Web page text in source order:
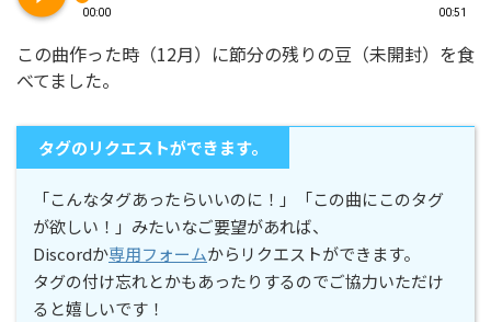
00:00 00:51
この曲作った時（12月）に節分の残りの豆（未開封）を食
べてました。
タグのリクエストができます。
「こんなタグあったらいいのに！」「この曲にこのタグ
が欲しい！」みたいなご要望があれば、
Discordか専用フォームからリクエストができます。
タグの付け忘れとかもあったりするのでご協力いただけ
ると嬉しいです！